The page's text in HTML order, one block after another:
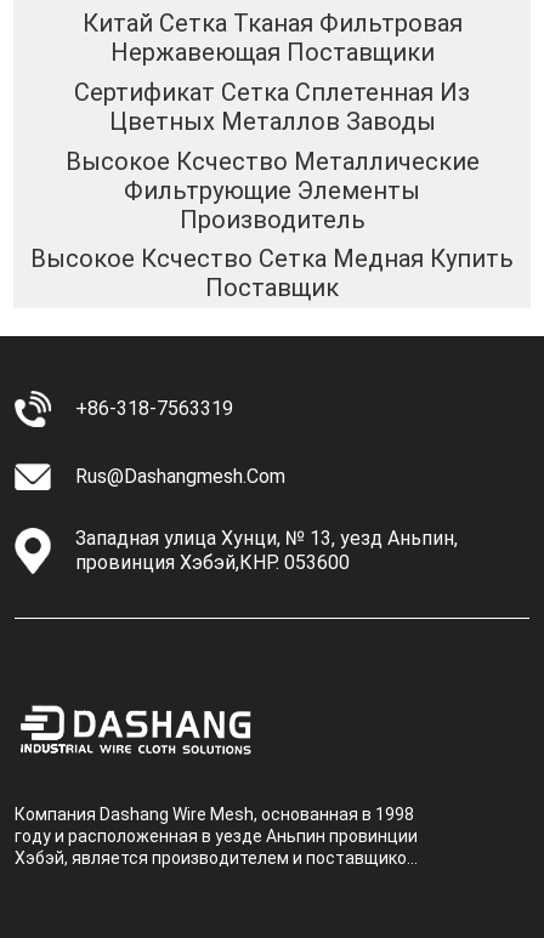
Китай Сетка Тканая Фильтровая
Нержавеющая Поставщики
Сертификат Сетка Сплетенная Из
Цветных Металлов Заводы
Высокое Ксчество Металлические
Фильтрующие Элементы
Производитель
Высокое Ксчество Сетка Медная Купить
Поставщик
+86-318-7563319
Rus@dashangmesh.com
Западная улица Хунци, № 13, уезд Аньпин,
провинция Хэбэй,КНР. 053600
Компания Dashang Wire Mesh, основанная в 1998
году и расположенная в уезде Аньпин провинции
Хэбэй, является производителем и поставщиком,